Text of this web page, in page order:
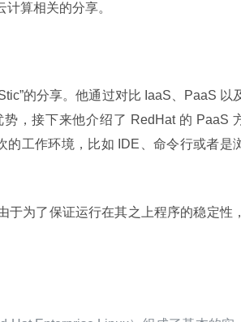
算相关的分享。
的分享。他通过对比 IaaS、PaaS 以
，接下来他介绍了 RedHat 的 PaaS
工作环境，比如 IDE、命令行或者是
为了保证运行在其之上程序的稳定性，